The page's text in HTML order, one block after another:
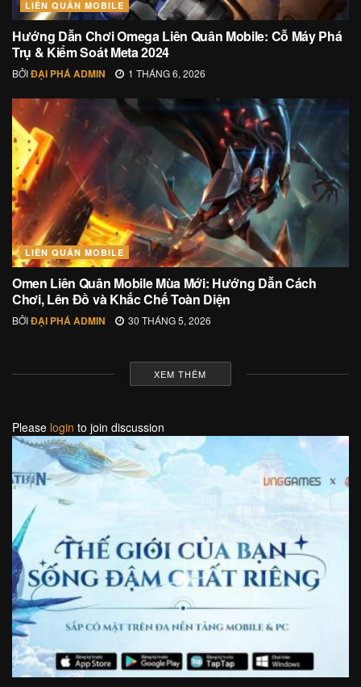
LIÊN QUÂN MOBILE
Hướng Dẫn Chơi Omega Liên Quân Mobile: Cỗ Máy Phá
Trụ & Kiểm Soát Meta 2024
BỞIĐẠI PHÁ ADMIN 1 THÁNG 6, 2026
LIÊN QUÂN MOBILE
Omen Liên Quân Mobile Mùa Mới: Hướng Dẫn Cách
Chơi, Lên Đồ và Khắc Chế Toàn Diện
BỞIĐẠI PHÁ ADMIN 30 THÁNG 5, 2026
XEM THÊM
Please login to join discussion